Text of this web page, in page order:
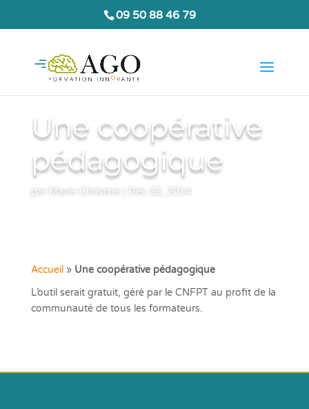
09 50 88 46 79
Une coopérative
pédagogique
par Marie-Christine Déc 22, 2014
Accueil» Une coopérative pédagogique
L’outil serait gratuit, géré par le CNFPT au profit de la
communauté de tous les formateurs.